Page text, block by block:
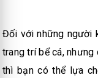
Đối với những người
trang trí bể cá,
thì bạn có thể lựa